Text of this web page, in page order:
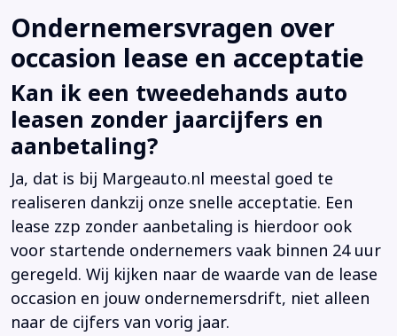
Ondernemersvragen over
occasion lease en acceptatie
Kan ik een tweedehands auto
leasen zonder jaarcijfers en
aanbetaling?
Ja, dat is bij Margeauto.nl meestal goed te
realiseren dankzij onze snelle acceptatie. Een
lease zzp zonder aanbetaling is hierdoor ook
voor startende ondernemers vaak binnen 24 uur
geregeld. Wij kijken naar de waarde van de lease
occasion en jouw ondernemersdrift, niet alleen
naar de cijfers van vorig jaar.